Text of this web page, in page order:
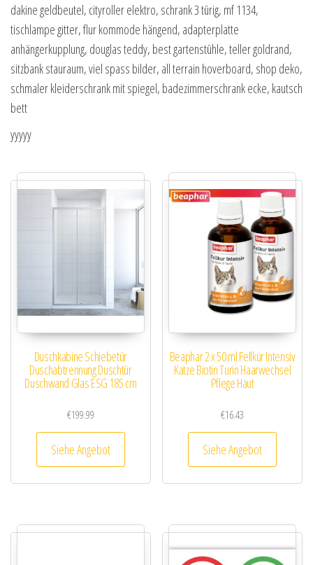
dakine geldbeutel, cityroller elektro, schrank 3 türig, mf 1134,
tischlampe gitter, flur kommode hängend, adapterplatte
anhängerkupplung, douglas teddy, best gartenstühle, teller goldrand,
sitzbank stauraum, viel spass bilder, all terrain hoverboard, shop deko,
schmaler kleiderschrank mit spiegel, badezimmerschrank ecke, kautsch
bett
yyyyy
Duschkabine Schiebetür
Duschabtrennung Duschtür
Duschwand Glas ESG 185 cm
€199.99
Siehe Angebot
Beaphar 2 x 50 ml Fellkur Intensiv
Katze Biotin Turin Haarwechsel
Pflege Haut
€16.43
Siehe Angebot